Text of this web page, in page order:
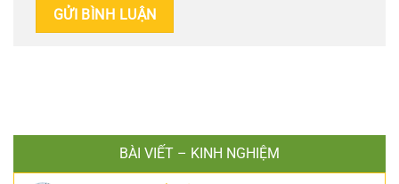
BÀI VIẾT – KINH NGHIỆM